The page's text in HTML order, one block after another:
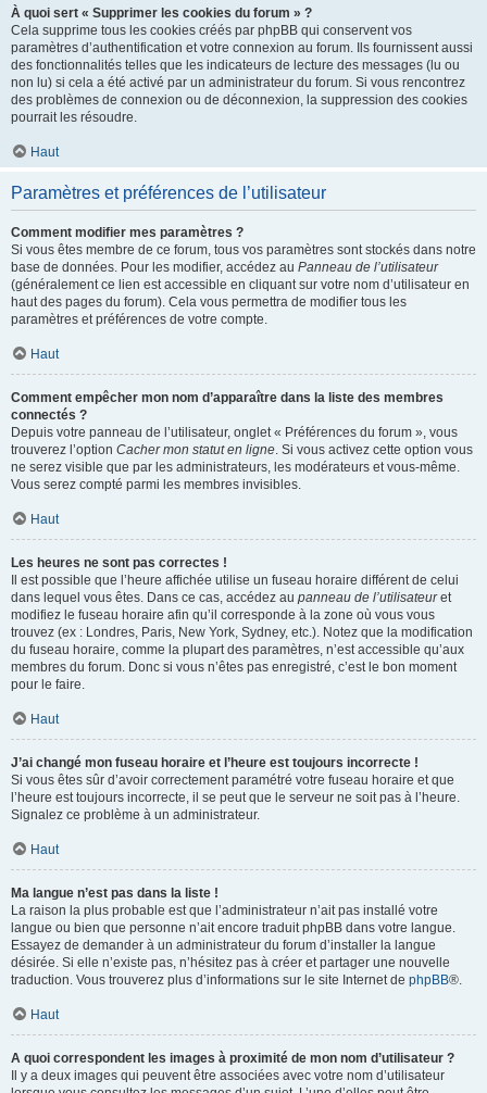
À quoi sert « Supprimer les cookies du forum » ?
Cela supprime tous les cookies créés par phpBB qui conservent vos
paramètres d’authentification et votre connexion au forum. Ils fournissent aussi
des fonctionnalités telles que les indicateurs de lecture des messages (lu ou
non lu) si cela a été activé par un administrateur du forum. Si vous rencontrez
des problèmes de connexion ou de déconnexion, la suppression des cookies
pourrait les résoudre.
Haut
Paramètres et préférences de l’utilisateur
Comment modifier mes paramètres ?
Si vous êtes membre de ce forum, tous vos paramètres sont stockés dans notre
base de données. Pour les modifier, accédez au Panneau de l’utilisateur
(généralement ce lien est accessible en cliquant sur votre nom d’utilisateur en
haut des pages du forum). Cela vous permettra de modifier tous les
paramètres et préférences de votre compte.
Haut
Comment empêcher mon nom d’apparaître dans la liste des membres
connectés ?
Depuis votre panneau de l’utilisateur, onglet « Préférences du forum », vous
trouverez l’option Cacher mon statut en ligne. Si vous activez cette option vous
ne serez visible que par les administrateurs, les modérateurs et vous-même.
Vous serez compté parmi les membres invisibles.
Haut
Les heures ne sont pas correctes !
Il est possible que l’heure affichée utilise un fuseau horaire différent de celui
dans lequel vous êtes. Dans ce cas, accédez au panneau de l’utilisateuret
modifiez le fuseau horaire afin qu’il corresponde à la zone où vous vous
trouvez (ex : Londres, Paris, New York, Sydney, etc.). Notez que la modification
du fuseau horaire, comme la plupart des paramètres, n’est accessible qu’aux
membres du forum. Donc si vous n’êtes pas enregistré, c’est le bon moment
pour le faire.
Haut
J’ai changé mon fuseau horaire et l’heure est toujours incorrecte !
Si vous êtes sûr d’avoir correctement paramétré votre fuseau horaire et que
l’heure est toujours incorrecte, il se peut que le serveur ne soit pas à l’heure.
Signalez ce problème à un administrateur.
Haut
Ma langue n’est pas dans la liste !
La raison la plus probable est que l’administrateur n’ait pas installé votre
langue ou bien que personne n’ait encore traduit phpBB dans votre langue.
Essayez de demander à un administrateur du forum d’installer la langue
désirée. Si elle n’existe pas, n’hésitez pas à créer et partager une nouvelle
traduction. Vous trouverez plus d’informations sur le site Internet de phpBB®.
Haut
A quoi correspondent les images à proximité de mon nom d’utilisateur ?
Il y a deux images qui peuvent être associées avec votre nom d’utilisateur